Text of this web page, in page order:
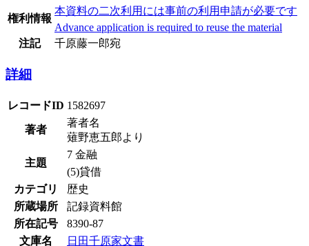
権利情報
本資料の二次利用には事前の利用申請が必要です
Advance application is required to reuse the material
注記
千原藤一郎宛
詳細
レコードID 1582697
著者
著者名
薙野恵五郎より
主題
7 金融
(5)貸借
カテゴリ
歴史
所蔵場所
記録資料館
所在記号
8390-87
文庫名
日田千原家文書